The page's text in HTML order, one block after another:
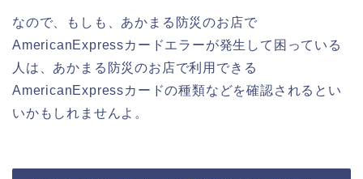
なので、もしも、あかまる防災のお店で
AmericanExpressカードエラーが発生して困っている
人は、あかまる防災のお店で利用できる
AmericanExpressカードの種類などを確認されるとい
いかもしれませんよ。